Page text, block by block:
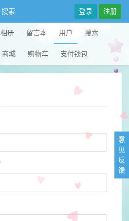
搜索 登录 注册
相册 留言本 用户 搜索
商城 购物车 支付钱包
意
见
反
馈